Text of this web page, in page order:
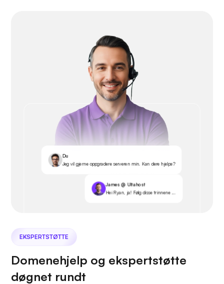
Du
Jeg vil gjerne oppgradere serveren min. Kan dere hjelpe?
James @ Ultahost
Hei Ryan, ja! Følg disse trinnene ...
EKSPERTSTØTTE
Domenehjelp og ekspertstøtte
døgnet rundt